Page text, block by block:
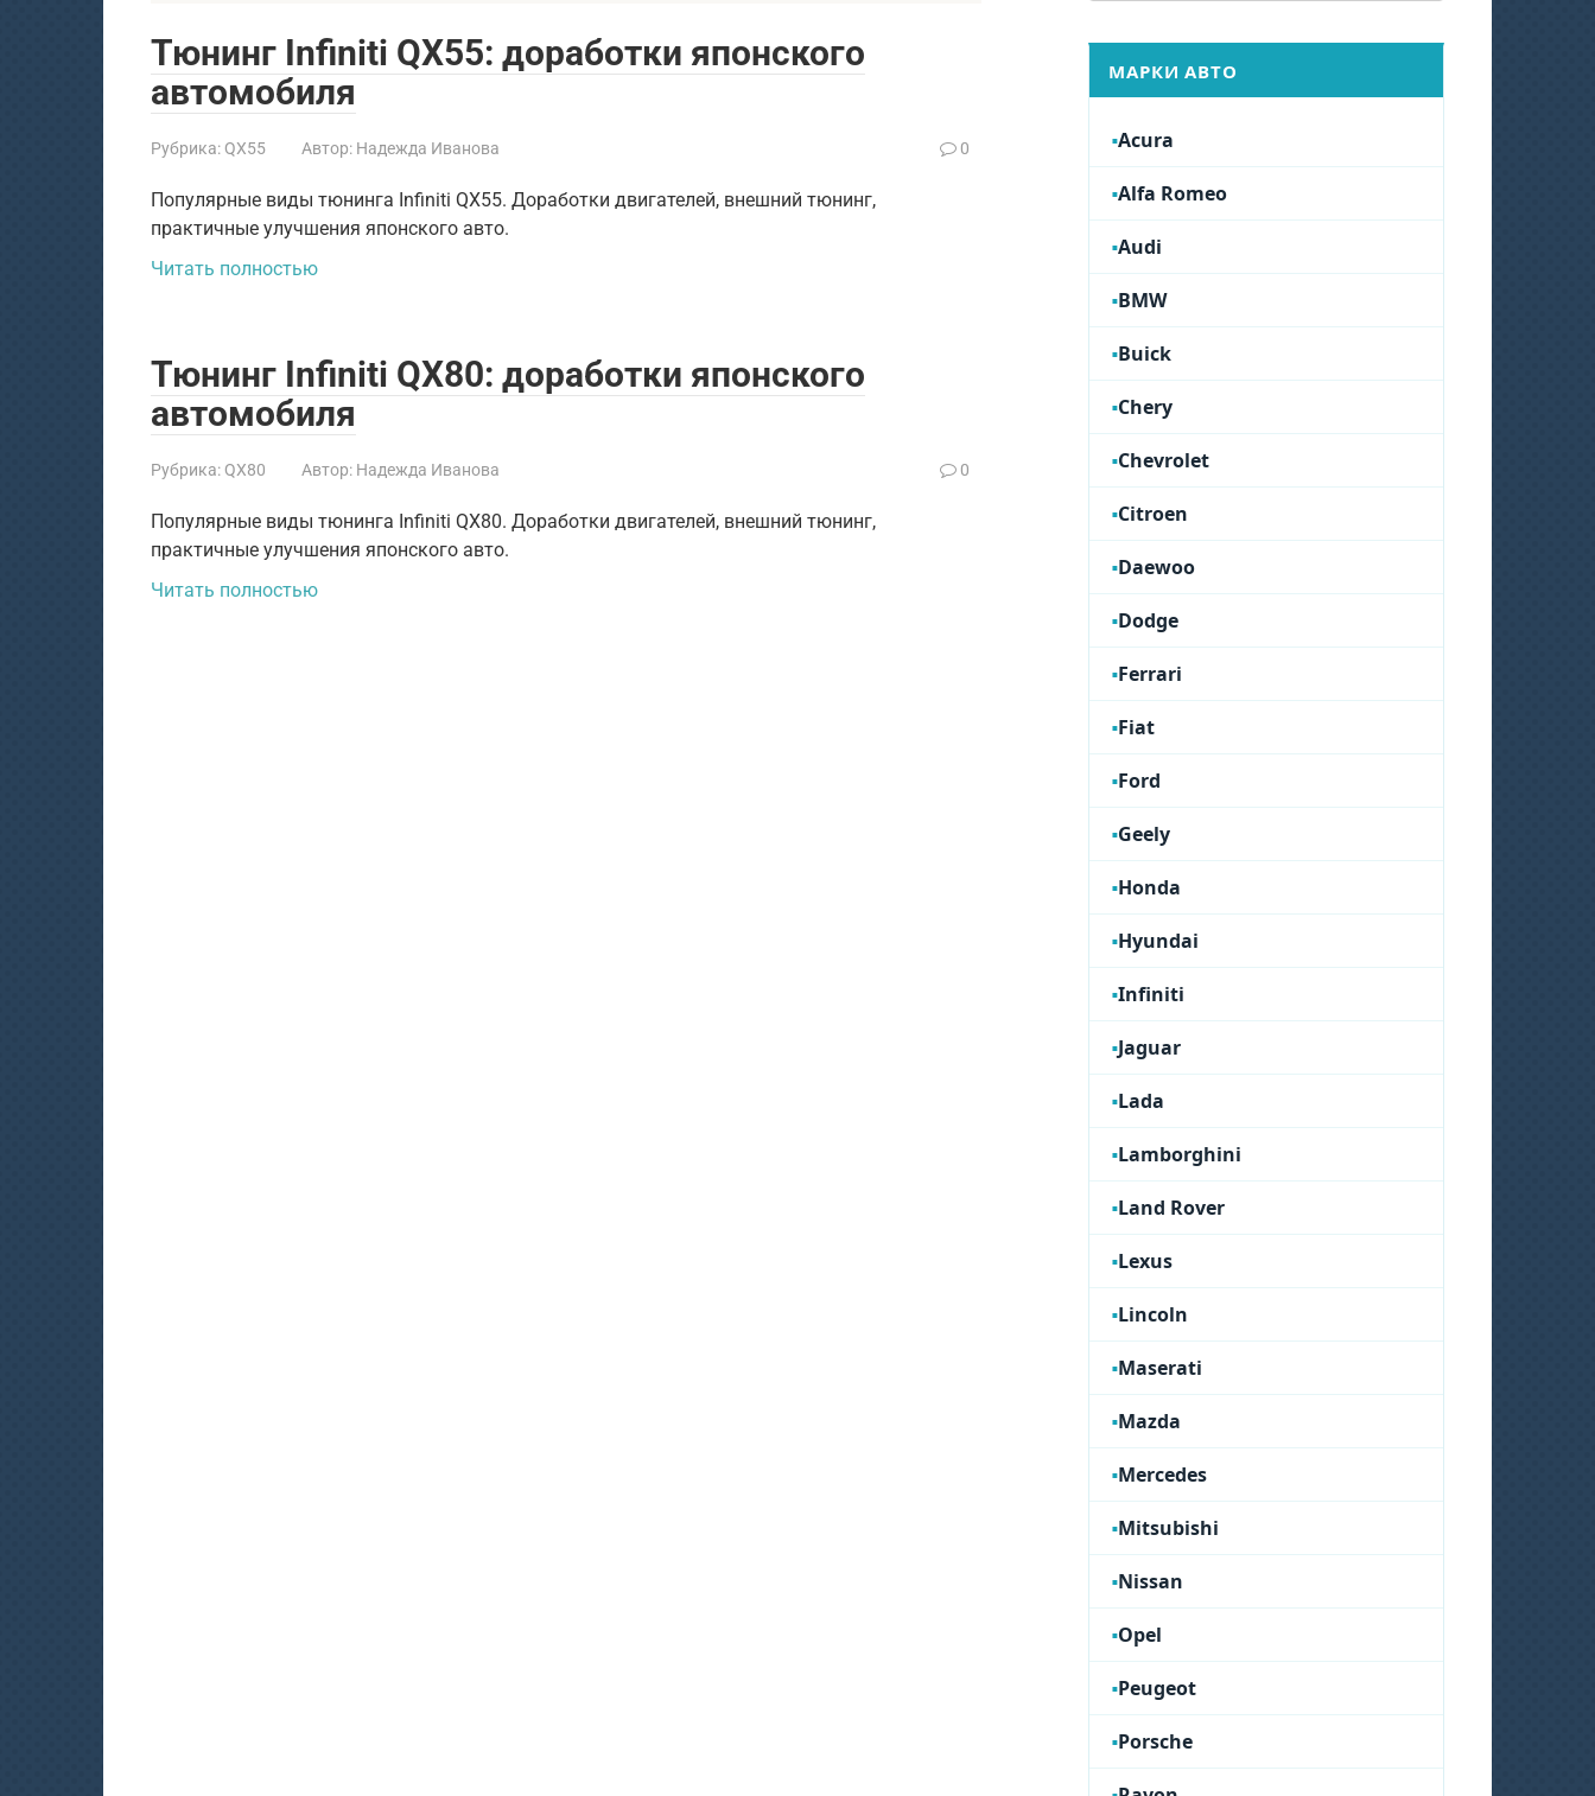
Тюнинг Infiniti QX55: доработки японского
автомобиля
Рубрика:QX55 Автор: Надежда Иванова 0
Популярные виды тюнинга Infiniti QX55. Доработки двигателей, внешний тюнинг,
практичные улучшения японского авто.
Читать полностью
Тюнинг Infiniti QX80: доработки японского
автомобиля
Рубрика:QX80 Автор: Надежда Иванова 0
Популярные виды тюнинга Infiniti QX80. Доработки двигателей, внешний тюнинг,
практичные улучшения японского авто.
Читать полностью
МАРКИ АВТО
Acura
Alfa Romeo
Audi
BMW
Buick
Chery
Chevrolet
Citroen
Daewoo
Dodge
Ferrari
Fiat
Ford
Geely
Honda
Hyundai
Infiniti
Jaguar
Lada
Lamborghini
Land Rover
Lexus
Lincoln
Maserati
Mazda
Mercedes
Mitsubishi
Nissan
Opel
Peugeot
Porsche